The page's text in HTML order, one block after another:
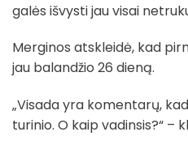
galės išvysti jau visai
Merginos atskleidė, kad
jau balandžio 26 dieną.
„Visada yra komentarų,
turinio. O kaip vadinsis?“ –